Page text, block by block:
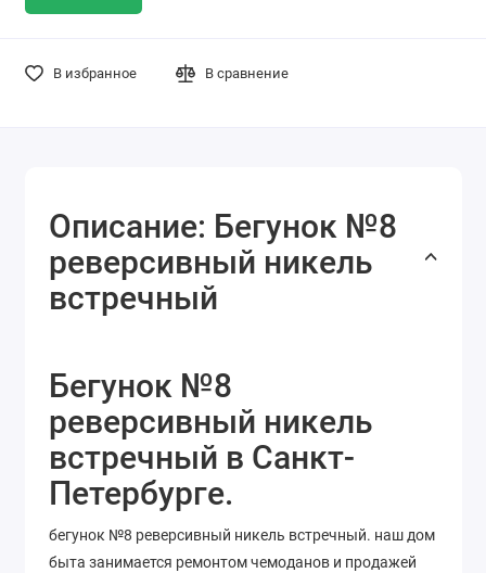
В избранное В сравнение
Описание: Бегунок №8
реверсивный никель
встречный
Бегунок №8
реверсивный никель
встречный в Санкт-
Петербурге.
бегунок №8 реверсивный никель встречный. наш дом
быта занимается ремонтом чемоданов и продажей